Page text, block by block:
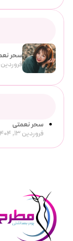
سحر نعمتی
فروردین 13, 1404
سحر نعمتی
فروردین 13, 1404